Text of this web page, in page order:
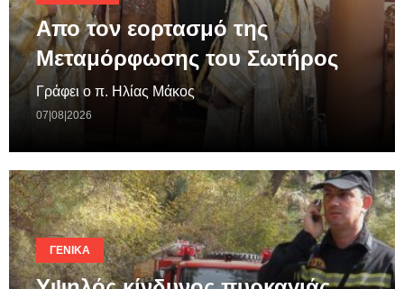
Απο τον εορτασμό της
Μεταμόρφωσης του Σωτήρος
Γράφει ο π. Ηλίας Μάκος
07|08|2026
ΓΕΝΙΚΆ